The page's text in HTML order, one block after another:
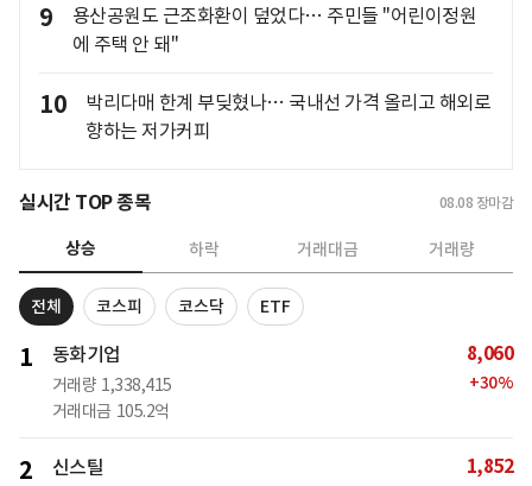
9
용산공원도 근조화환이 덮었다… 주민들 "어린이정원
에 주택 안 돼"
10
박리다매 한계 부딪혔나… 국내선 가격 올리고 해외로
향하는 저가커피
실시간 TOP 종목 08.08 장마감
상승 하락 거래대금 거래량
전체 코스피 코스닥 ETF
1 동화기업
거래량 1,338,415
거래대금 105.2억
8,060
+30%
2 신스틸 1,852